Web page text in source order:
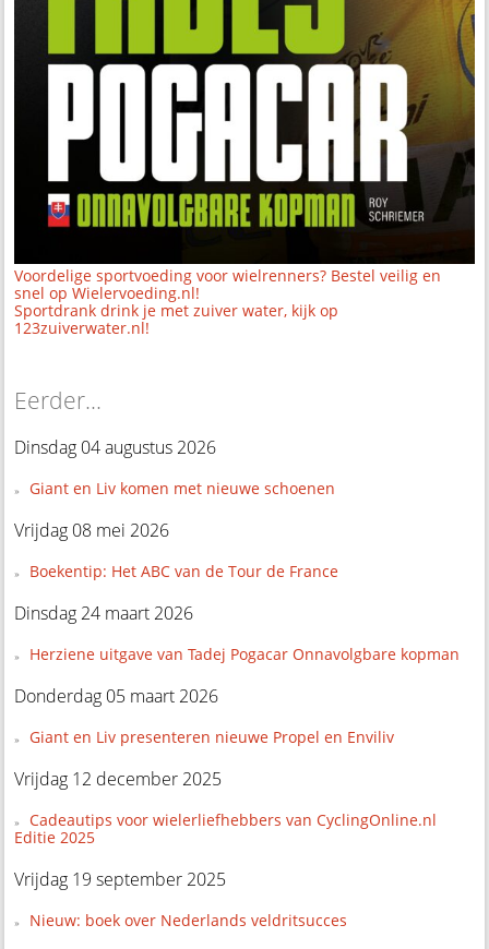
Voordelige sportvoeding voor wielrenners? Bestel veilig en
snel op Wielervoeding.nl!
Sportdrank drink je met zuiver water, kijk op
123zuiverwater.nl!
Eerder...
Dinsdag 04 augustus 2026
Giant en Liv komen met nieuwe schoenen
Vrijdag 08 mei 2026
Boekentip: Het ABC van de Tour de France
Dinsdag 24 maart 2026
Herziene uitgave van Tadej Pogacar Onnavolgbare kopman
Donderdag 05 maart 2026
Giant en Liv presenteren nieuwe Propel en Enviliv
Vrijdag 12 december 2025
Cadeautips voor wielerliefhebbers van CyclingOnline.nl
Editie 2025
Vrijdag 19 september 2025
Nieuw: boek over Nederlands veldritsucces